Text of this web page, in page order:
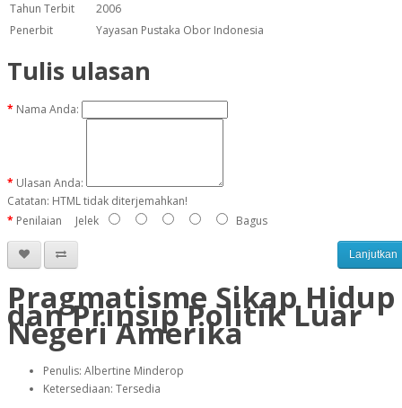
Tahun Terbit
2006
Penerbit
Yayasan Pustaka Obor Indonesia
Tulis ulasan
Nama Anda:
Ulasan Anda:
Catatan: HTML tidak diterjemahkan!
Penilaian Jelek Bagus
Lanjutkan
Pragmatisme Sikap Hidup
dan Prinsip Politik Luar
Negeri Amerika
Penulis: Albertine Minderop
Ketersediaan: Tersedia